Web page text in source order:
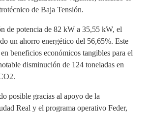
de Baja Tensión.
de potencia de 82 kW a 35,55 kW, el
un ahorro energético del 56,65%. Este
beneficios económicos tangibles para el
disminución de 124 toneladas en
posible gracias al apoyo de la
Real y el programa operativo Feder,